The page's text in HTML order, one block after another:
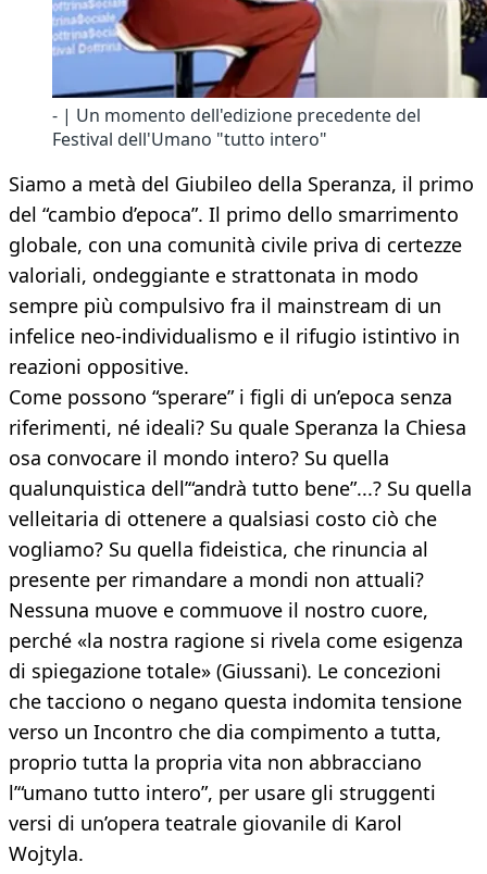
- | Un momento dell'edizione precedente del
Festival dell'Umano "tutto intero"
Siamo a metà del Giubileo della Speranza, il primo
del “cambio d’epoca”. Il primo dello smarrimento
globale, con una comunità civile priva di certezze
valoriali, ondeggiante e strattonata in modo
sempre più compulsivo fra il mainstream di un
infelice neo-individualismo e il rifugio istintivo in
reazioni oppositive.
Come possono “sperare” i figli di un’epoca senza
riferimenti, né ideali? Su quale Speranza la Chiesa
osa convocare il mondo intero? Su quella
qualunquistica dell’“andrà tutto bene”...? Su quella
velleitaria di ottenere a qualsiasi costo ciò che
vogliamo? Su quella fideistica, che rinuncia al
presente per rimandare a mondi non attuali?
Nessuna muove e commuove il nostro cuore,
perché «la nostra ragione si rivela come esigenza
di spiegazione totale» (Giussani). Le concezioni
che tacciono o negano questa indomita tensione
verso un Incontro che dia compimento a tutta,
proprio tutta la propria vita non abbracciano
l’“umano tutto intero”, per usare gli struggenti
versi di un’opera teatrale giovanile di Karol
Wojtyla.